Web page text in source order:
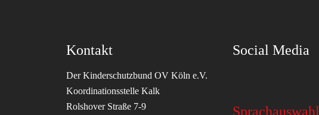
Kontakt
Der Kinderschutzbund OV Köln e.V.
Koordinationsstelle Kalk
Rolshover Straße 7-9
Social Media
Sprachauswahl